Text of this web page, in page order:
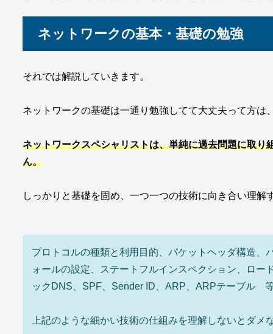
ネットワークの基本・基礎の勉強
それでは解説していきます。
ネットワークの基礎は一通り勉強してて大丈夫って方は
ネットワークスペシャリストは、単純に過去問題に取
ん。
しっかりと基礎を固め、一つ一つの技術に向き合い理解
プロトコルの種類と利用目的、パケットヘッダ構造
ォールの設定、ステートフルインスペクション、ロ
ックDNS、SPF、Sender ID、ARP、ARPテーブル
上記のような細かい技術の仕組みを理解しないとダメ